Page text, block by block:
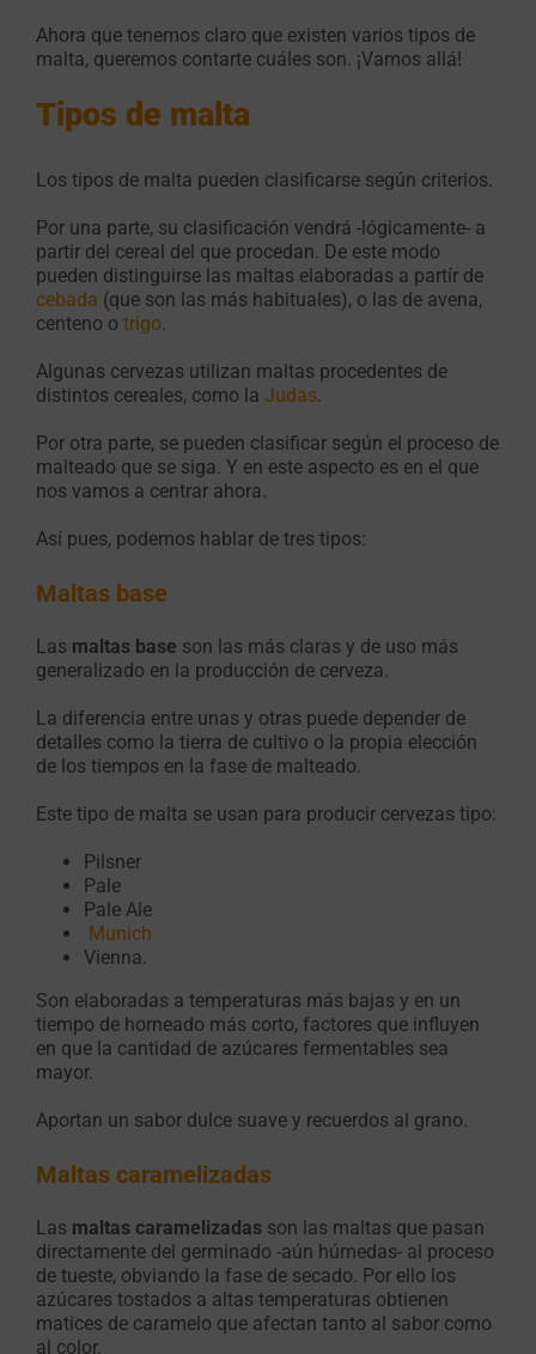
Ahora que tenemos claro que existen varios tipos de
malta, queremos contarte cuáles son. ¡Vamos allá!
Tipos de malta
Los tipos de malta pueden clasificarse según criterios.
Por una parte, su clasificación vendrá -lógicamente- a
partir del cereal del que procedan. De este modo
pueden distinguirse las maltas elaboradas a partír de
cebada (que son las más habituales), o las de avena,
centeno o trigo.
Algunas cervezas utilizan maltas procedentes de
distintos cereales, como la Judas.
Por otra parte, se pueden clasificar según el proceso de
malteado que se siga. Y en este aspecto es en el que
nos vamos a centrar ahora.
Así pues, podemos hablar de tres tipos:
Maltas base
Las maltas base son las más claras y de uso más
generalizado en la producción de cerveza.
La diferencia entre unas y otras puede depender de
detalles como la tierra de cultivo o la propia elección
de los tiempos en la fase de malteado.
Este tipo de malta se usan para producir cervezas tipo:
Pilsner
Pale
Pale Ale
Munich
Vienna.
Son elaboradas a temperaturas más bajas y en un
tiempo de horneado más corto, factores que influyen
en que la cantidad de azúcares fermentables sea
mayor.
Aportan un sabor dulce suave y recuerdos al grano.
Maltas caramelizadas
Las maltas caramelizadas son las maltas que pasan
directamente del germinado -aún húmedas- al proceso
de tueste, obviando la fase de secado. Por ello los
azúcares tostados a altas temperaturas obtienen
matices de caramelo que afectan tanto al sabor como
al color.